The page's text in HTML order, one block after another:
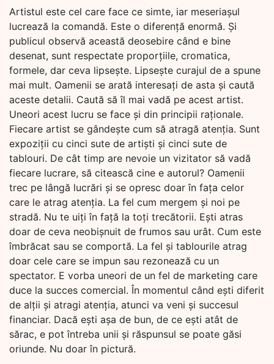
Artistul este cel care face ce simte, iar meseriașul
lucrează la comandă. Este o diferență enormă. Și
publicul observă această deosebire când e bine
desenat, sunt respectate proporțiile, cromatica,
formele, dar ceva lipsește. Lipsește curajul de a spune
mai mult. Oamenii se arată interesați de asta și caută
aceste detalii. Caută să îl mai vadă pe acest artist.
Uneori acest lucru se face și din principii raționale.
Fiecare artist se gândește cum să atragă atenția. Sunt
expoziții cu cinci sute de artiști și cinci sute de
tablouri. De cât timp are nevoie un vizitator să vadă
fiecare lucrare, să citească cine e autorul? Oamenii
trec pe lângă lucrări și se opresc doar în fața celor
care le atrag atenția. La fel cum mergem și noi pe
stradă. Nu te uiți în față la toți trecătorii. Ești atras
doar de ceva neobișnuit de frumos sau urât. Cum este
îmbrăcat sau se comportă. La fel și tablourile atrag
doar cele care se impun sau rezonează cu un
spectator. E vorba uneori de un fel de marketing care
duce la succes comercial. În momentul când ești diferit
de alții și atragi atenția, atunci va veni și succesul
financiar. Dacă ești așa de bun, de ce ești atât de
sărac, e pot întreba unii și răspunsul se poate găsi
oriunde. Nu doar în pictură.